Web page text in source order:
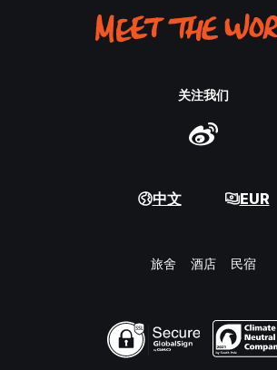
关注我们
中文 EUR
旅舍 酒店 民宿